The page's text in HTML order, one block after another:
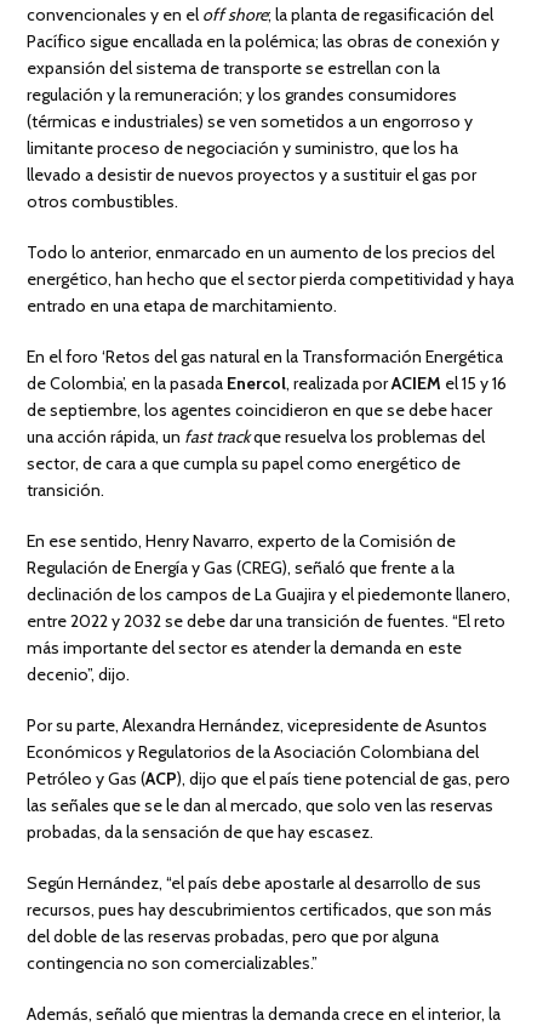
convencionales y en el off shore; la planta de regasificación del
Pacífico sigue encallada en la polémica; las obras de conexión y
expansión del sistema de transporte se estrellan con la
regulación y la remuneración; y los grandes consumidores
(térmicas e industriales) se ven sometidos a un engorroso y
limitante proceso de negociación y suministro, que los ha
llevado a desistir de nuevos proyectos y a sustituir el gas por
otros combustibles.
Todo lo anterior, enmarcado en un aumento de los precios del
energético, han hecho que el sector pierda competitividad y haya
entrado en una etapa de marchitamiento.
En el foro ‘Retos del gas natural en la Transformación Energética
de Colombia’, en la pasada Enercol, realizada porACIEM el 15 y 16
de septiembre, los agentes coincidieron en que se debe hacer
una acción rápida, un fast trackque resuelva los problemas del
sector, de cara a que cumpla su papel como energético de
transición.
En ese sentido, Henry Navarro, experto de la Comisión de
Regulación de Energía y Gas (CREG), señaló que frente a la
declinación de los campos de La Guajira y el piedemonte llanero,
entre 2022 y 2032 se debe dar una transición de fuentes. “El reto
más importante del sector es atender la demanda en este
decenio”, dijo.
Por su parte, Alexandra Hernández, vicepresidente de Asuntos
Económicos y Regulatorios de la Asociación Colombiana del
Petróleo y Gas (ACP), dijo que el país tiene potencial de gas, pero
las señales que se le dan al mercado, que solo ven las reservas
probadas, da la sensación de que hay escasez.
Según Hernández, “el país debe apostarle al desarrollo de sus
recursos, pues hay descubrimientos certificados, que son más
del doble de las reservas probadas, pero que por alguna
contingencia no son comercializables.”
Además, señaló que mientras la demanda crece en el interior, la